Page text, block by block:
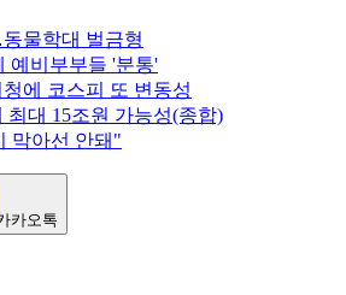
물학대 벌금형
예비부부들 '분통'
에 코스피 또 변동성
대 15조원 가능성(종합)
막아선 안돼"
카오톡